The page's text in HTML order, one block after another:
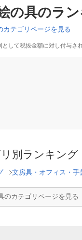
の具のラ
カテゴリページを見る
として税抜金額に対し付与さ
別ランキング
文房具・オフィス・手
のカテゴリページを見る